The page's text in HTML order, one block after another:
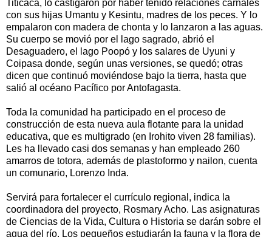
Titicaca, lo castigaron por haber tenido relaciones carnales
con sus hijas Umantu y Kesintu, madres de los peces. Y lo
empalaron con madera de chonta y lo lanzaron a las aguas.
Su cuerpo se movió por el lago sagrado, abrió el
Desaguadero, el lago Poopó y los salares de Uyuni y
Coipasa donde, según unas versiones, se quedó; otras
dicen que continuó moviéndose bajo la tierra, hasta que
salió al océano Pacífico por Antofagasta.
Toda la comunidad ha participado en el proceso de
construcción de esta nueva aula flotante para la unidad
educativa, que es multigrado (en Irohito viven 28 familias).
Les ha llevado casi dos semanas y han empleado 260
amarros de totora, además de plastoformo y nailon, cuenta
un comunario, Lorenzo Inda.
Servirá para fortalecer el currículo regional, indica la
coordinadora del proyecto, Rosmary Acho. Las asignaturas
de Ciencias de la Vida, Cultura o Historia se darán sobre el
agua del río. Los pequeños estudiarán la fauna y la flora de